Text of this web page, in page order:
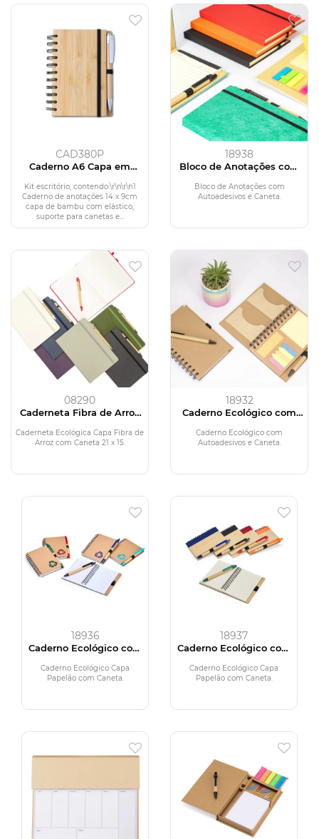
CAD380P
Caderno A6 Capa em
(14x09cm)
Kit escritório, contendo:\r\n\r\n1
Caderno de anotações 14 x 9cm
capa de bambu com elástico,
suporte para canetas e...
18938
Bloco de Anotações com
Autoadesivos e Caneta
Bloco de Anotações com
Autoadesivos e Caneta.
08290
Caderneta Fibra de Arroz
Caderneta Ecológica Capa Fibra de
Arroz com Caneta 21 x 15.
18932
Caderno Ecológico com
Caderno Ecológico com
Autoadesivos e Caneta.
18936
Caderno Ecológico com
Caderno Ecológico Capa
Papelão com Caneta.
18937
Caderno Ecológico com
Caderno Ecológico Capa
Papelão com Caneta.